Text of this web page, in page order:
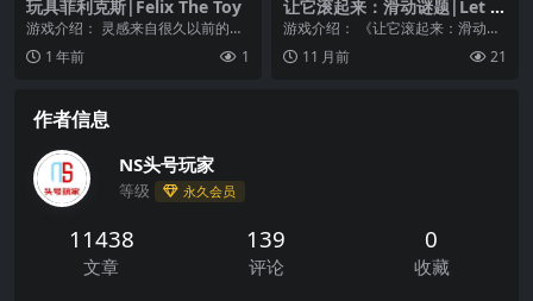
玩具菲利克斯|Felix The Toy
游戏介绍： 灵感来自很久以前的经
典之作，当一个神秘的事件发生在
地球上时，帮助一个...
1 年前 1
让它滚起来：滑动谜题|Let it
Roll Slide Puzzle
游戏介绍： 《让它滚起来：滑动谜
题》一个简单的很棒的滑动益智游
戏，你需要让球滚进...
11 月前 21
作者信息
NS头号玩家
等级 永久会员
11438
文章
139
评论
0
收藏